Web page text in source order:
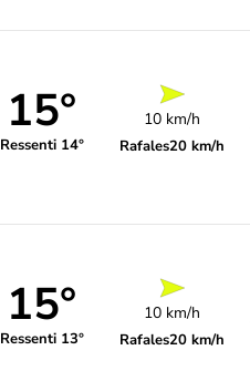
15°
Ressenti 14°
10 km/h
Rafales20 km/h
15°
Ressenti 13°
10 km/h
Rafales20 km/h